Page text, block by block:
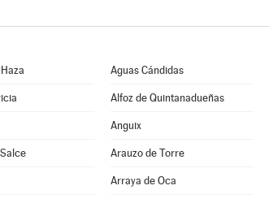
Aguas Cándidas
Alfoz de Quintanadueñas
Anguix
Arauzo de Torre
Arraya de Oca